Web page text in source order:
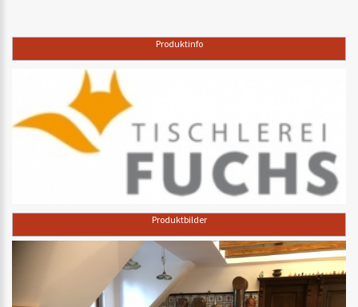
Produktinfo
Produktbilder